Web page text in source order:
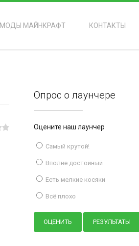
МОДЫ МАЙНКРАФТ КОНТАКТЫ
Опрос о лаунчере
Оцените наш лаунчер
Самый крутой!
Вполне достойный
Есть мелкие косяки
Всё плохо